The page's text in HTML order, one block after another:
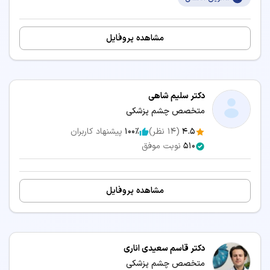
👨‍⚕️ نوبت‌دهی شنوایی سنجی در اردبیل
جستجو در شهرهای دیگر:
دکتر چشم پزشکی تهران
دکتر چشم پزشکی اصفهان
دکتر چشم پزشکی مشهد
دکتر چشم پزشکی شیراز
دکتر چشم پزشکی کرج
دکتر چشم پزشکی تبریز
دکتر چشم پزشکی رشت
دکتر چشم پزشکی یزد
دکتر چشم پزشکی خرم آباد
دکتر چشم پزشکی کرمانشاه
دکتر چشم پزشکی یاسوج
دکتر چشم پزشکی بندرعباس
دکتر چشم پزشکی قزوین
دکتر چشم پزشکی زاهدان
دکتر چشم پزشکی کرمان
مشاهده پروفایل
دکتر سلیم شاهی
متخصص چشم پزشکی
4.5
(
14 نظر) 100٪ پیشنهاد کاربران
510 نوبت موفق
مشاهده پروفایل
دکتر قاسم سعیدی اناری
متخصص چشم پزشکی